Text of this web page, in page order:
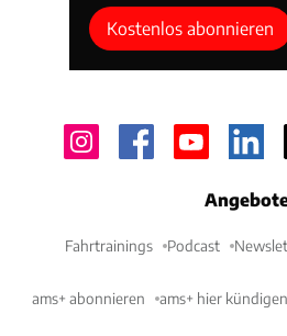
Kostenlos abonnieren
Fahrtrainings Podcast
ams+ abonnieren ams+ hier kündigen